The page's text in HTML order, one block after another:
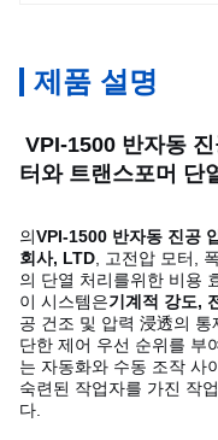
제품 설명
VPI-1500 반자동
터와 트랜스포머 단
의VPI-1500 반자동 진공
회사, LTD , 고전압 모터,
의 단열 처리를위한 비용
이 시스템은기계적 강도,
공 건조 및 압력 浸透의
단한 제어 우선 순위를 부
는 자동화와 수동 조작 사
숙련된 작업자를 가진 작
다.